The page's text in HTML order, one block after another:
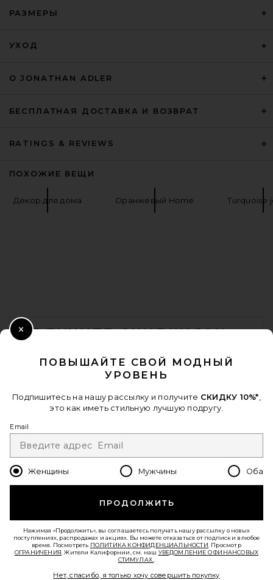
Lola Blankets Lola Blankets x
$325
РАЗМЕРЫ
УХОД
О JONATHAN ADLER
БЕСПЛАТНАЯ ДОСТАВКА И ВОЗВРАТ
RATINGS & REVIEWS
ПОХОЖИЕ ВЕЩИ
Декор для дома Оранжевый Home Turquoise
FOOTER
ПОЛУЧИТЕ СКИДКУ 10%
Отписаться можно в любой момент.политика
Change Country Regions
ru USD
Пройти краткий опрос о сегодняшнем визите.Вперед!
ПОВЫШАЙТЕ СВОЙ МОДНЫЙ
УРОВЕНЬ
Подпишитесь на нашу рассылку и получите СКИДКУ 10%*
это как иметь стильную лучшую подругу.
Email
Женщины Мужчины Оба
ПРОДОЛЖИТЬ
Нажимая «Продолжить», вы соглашаетесь получать нашу рассылку о новых
поступлениях, распродажах и акциях. Вы можете отказаться от подписки в любое
время. Посмотреть ПОЛИТИКА КОНФИДЕНЦИАЛЬНОСТИ . Просмотр
ОГРАНИЧЕНИЯ . Жители Калифорнии, см. наш УВЕДОМЛЕНИЕ О ФИНАНСОВЫХ
СТИМУЛАХ.
Нет, спасибо, я только хочу совершить покупку
Close Modal